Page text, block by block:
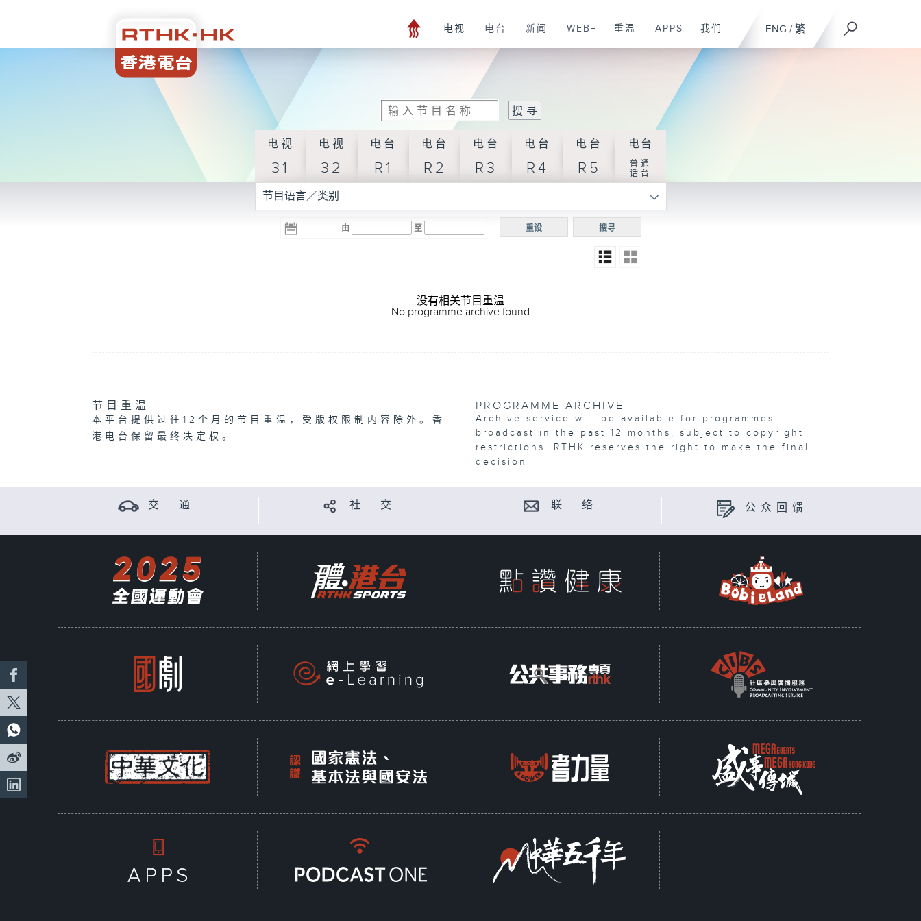
ENG / 繁
电视 电台 新闻 WEB+ 重温 APPS 我们
电视
31
电视
32
电台
R1
电台
R2
电台
R3
电台
R4
电台
R5
电台
普通
话台
节目语言／类别
由 至 搜寻
重设
没有相关节目重温
No programme archive found
节目重温
本平台提供过往12个月的节目重温，受版权限制内容除外。香
港电台保留最终决定权。
PROGRAMME ARCHIVE
Archive service will be available for programmes
broadcast in the past 12 months, subject to copyright
restrictions. RTHK reserves the right to make the final
decision.
交 通 社 交 联 络 公众回馈